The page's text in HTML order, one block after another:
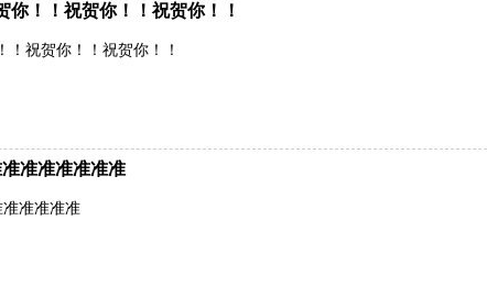
！！祝贺你！！祝贺你！！
祝贺你！！祝贺你！！
准准准准准准
准准准准